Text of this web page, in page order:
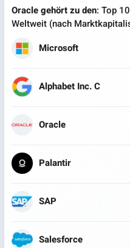
Oracle gehört zu den: Top
Weltweit (nach
Microsoft
Alphabet Inc. C
Oracle
Palantir
SAP
Salesforce